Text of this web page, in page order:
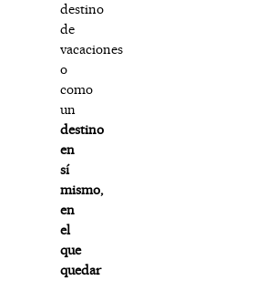
destino
de
vacaciones
o
como
un
destino
en
sí
mismo,
en
el
que
quedar